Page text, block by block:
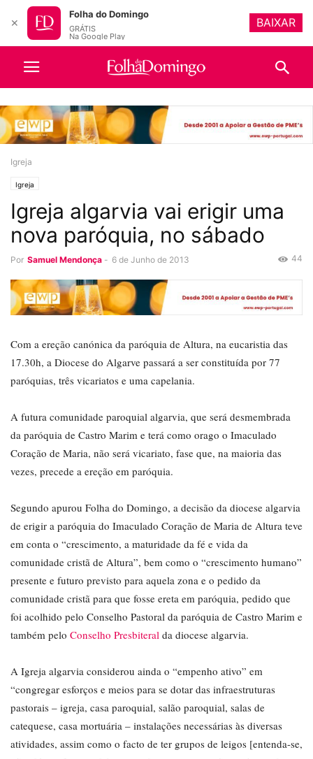
Igreja
Igreja
Igreja algarvia vai erigir uma
nova paróquia, no sábado
Por Samuel Mendonça - 6 de Junho de 2013 44
Com a ereção canónica da paróquia de Altura, na eucaristia das
17.30h, a Diocese do Algarve passará a ser constituída por 77
paróquias, três vicariatos e uma capelania.
A futura comunidade paroquial algarvia, que será desmembrada
da paróquia de Castro Marim e terá como orago o Imaculado
Coração de Maria, não será vicariato, fase que, na maioria das
vezes, precede a ereção em paróquia.
Segundo apurou Folha do Domingo, a decisão da diocese algarvia
de erigir a paróquia do Imaculado Coração de Maria de Altura teve
em conta o “crescimento, a maturidade da fé e vida da
comunidade cristã de Altura”, bem como o “crescimento humano”
presente e futuro previsto para aquela zona e o pedido da
comunidade cristã para que fosse ereta em paróquia, pedido que
foi acolhido pelo Conselho Pastoral da paróquia de Castro Marim e
também pelo Conselho Presbiteral da diocese algarvia.
A Igreja algarvia considerou ainda o “empenho ativo” em
“congregar esforços e meios para se dotar das infraestruturas
pastorais – igreja, casa paroquial, salão paroquial, salas de
catequese, casa mortuária – instalações necessárias às diversas
atividades, assim como o facto de ter grupos de leigos [entenda-se,
✕
Folha do Domingo
GRÁTIS
Na Google Play
BAIXAR